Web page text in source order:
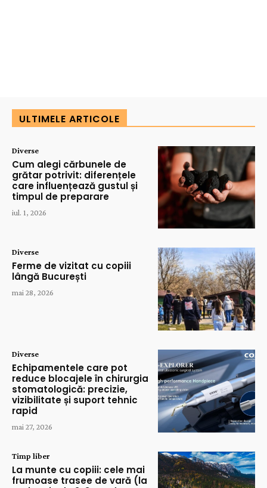
ULTIMELE ARTICOLE
Diverse
Cum alegi cărbunele de
grătar potrivit: diferențele
care influențează gustul și
timpul de preparare
iul. 1, 2026
Diverse
Ferme de vizitat cu copiii
lângă București
mai 28, 2026
Diverse
Echipamentele care pot
reduce blocajele în chirurgia
stomatologică: precizie,
vizibilitate și suport tehnic
rapid
mai 27, 2026
Timp liber
La munte cu copiii: cele mai
frumoase trasee de vară (la